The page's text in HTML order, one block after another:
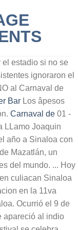
estadio si no se
ignoraron el
al Carnaval de
Bar Los âpesos
Carnaval de 01 -
LLamo Joaquin
año a Sinaloa con
Mazatlán, un
del mundo. ... Hoy
culiacan Sinaloa
en la 11va
Ocurrió el 9 de
apareció al indio